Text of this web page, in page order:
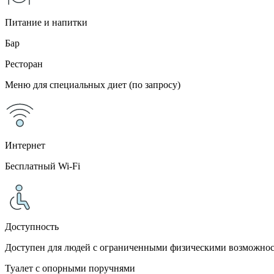
Питание и напитки
Бар
Ресторан
Меню для специальных диет (по запросу)
Интернет
Бесплатный Wi-Fi
Доступность
Доступен для людей с ограниченными физическими
Туалет с опорными поручнями